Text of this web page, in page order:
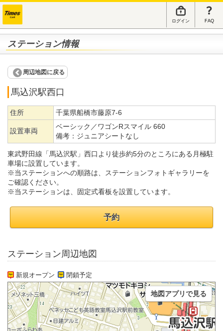
ログイン FAQ
ステーション情報
周辺地図に戻る
馬込沢駅西口
住所 千葉県船橋市藤原7-6
設置車両
ベーシック／ワゴンRスマイル 660
備考： ジュニアシートなし
東武野田線「馬込沢駅」西口より徒歩約5分のところにある月極駐
車場に設置しています。
※当ステーションへの順路は、ステーションフォトギャラリーを
ご確認ください。
※当ステーションは、固定式看板を設置しています。
予約
ステーション周辺地図
新規オープン 閉鎖予定
地図アプリで見る